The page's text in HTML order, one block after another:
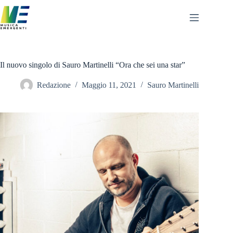
al
contenuto
Il nuovo singolo di Sauro Martinelli “Ora che sei una star”
Redazione Maggio 11, 2021 Sauro Martinelli